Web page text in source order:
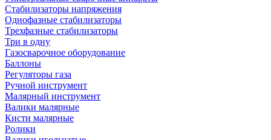
Стабилизаторы напряжения
Однофазные стабилизаторы
Трехфазные стабилизаторы
Три в одну
Газосварочное оборудование
Баллоны
Регуляторы газа
Ручной инструмент
Малярный инструмент
Валики малярные
Кисти малярные
Ролики